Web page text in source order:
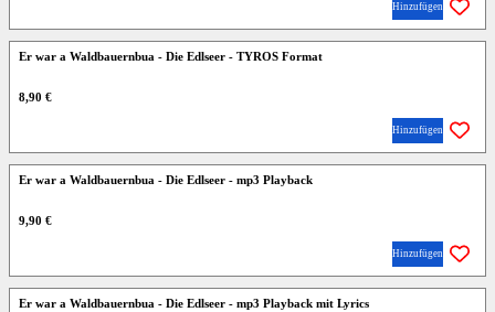
Hinzufügen
Er war a Waldbauernbua - Die Edlseer - TYROS Format
8,90 €
Hinzufügen
Er war a Waldbauernbua - Die Edlseer - mp3 Playback
9,90 €
Hinzufügen
Er war a Waldbauernbua - Die Edlseer - mp3 Playback mit Lyrics